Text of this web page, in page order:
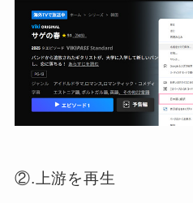
②.上游を再生